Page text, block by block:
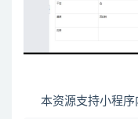
本资源支持小程